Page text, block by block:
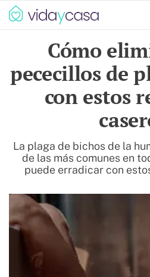
Cómo
pececillos de
con estos
La plaga de bichos de la
de las más comunes en
puede erradicar con